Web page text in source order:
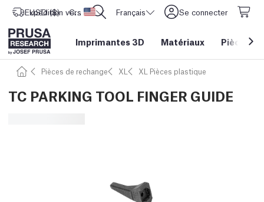
Expédition vers Etats-Unis d'Amérique
USD ($) CORE One L: Maintenant en stock ! Français Se connecter
Imprimantes 3D Matériaux Pièces&
Pièces de rechange XL XL Pièces plastique
TC PARKING TOOL FINGER GUIDE